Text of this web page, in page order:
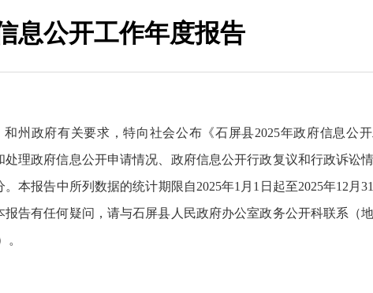
息公开工作年度报告
州政府有关要求，特向社会公布《石屏县2025年政府信息公
理政府信息公开申请情况、政府信息公开行政复议和行政诉讼
本报告中所列数据的统计期限自2025年1月1日起至2025年12月
告有任何疑问，请与石屏县人民政府办公室政务公开科联系（
。